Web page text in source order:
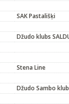
SAK Pastališķi
Džudo klubs
Stena Line
Džudo Sambo